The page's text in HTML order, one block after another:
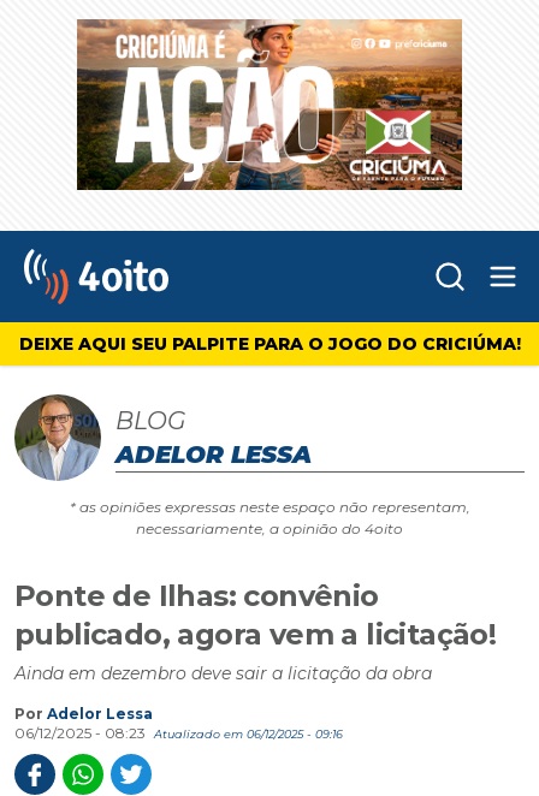
4oito
DEIXE AQUI SEU PALPITE PARA O JOGO DO CRICIÚMA!
BLOG
ADELOR LESSA
* as opiniões expressas neste espaço não representam,
necessariamente, a opinião do 4oito
Ponte de Ilhas: convênio
publicado, agora vem a licitação!
Ainda em dezembro deve sair a licitação da obra
Por Adelor Lessa
06/12/2025 - 08:23
Atualizado em 06/12/2025 - 09:16